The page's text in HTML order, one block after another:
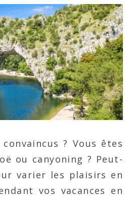
? Vous êtes
ou canyoning ? Peut-
varier les plaisirs en
vos vacances en